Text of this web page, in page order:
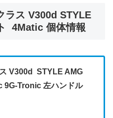
ラス V300d STYLE
4Matic 個体情報
V300d STYLE AMG
Tronic 左ハンドル